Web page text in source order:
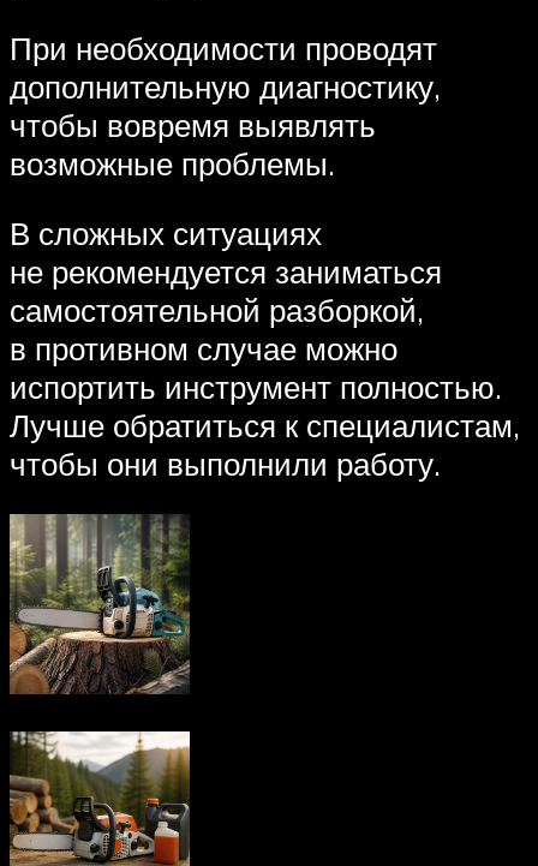
При необходимости проводят
дополнительную диагностику,
чтобы вовремя выявлять
возможные проблемы.
В сложных ситуациях
не рекомендуется заниматься
самостоятельной разборкой,
в противном случае можно
испортить инструмент полностью.
Лучше обратиться к специалистам,
чтобы они выполнили работу.